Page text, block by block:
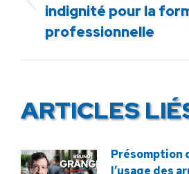
Article
précédent
:
indignité pour la
professionnelle
ARTICLES
Présomption
l’usage des